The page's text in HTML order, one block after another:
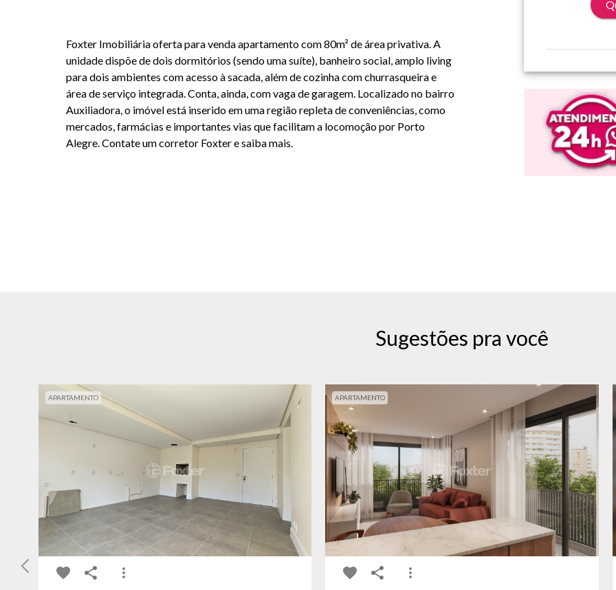
Foxter Imobiliária oferta para venda apartamento com 80m² de área privativa. A
unidade dispõe de dois dormitórios (sendo uma suíte), banheiro social, amplo living
para dois ambientes com acesso à sacada, além de cozinha com churrasqueira e
área de serviço integrada. Conta, ainda, com vaga de garagem. Localizado no bairro
Auxiliadora, o imóvel está inserido em uma região repleta de conveniências, como
mercados, farmácias e importantes vias que facilitam a locomoção por Porto
Alegre. Contate um corretor Foxter e saiba mais.
Sugestões pra você
APARTAMENTO APARTAMENTO